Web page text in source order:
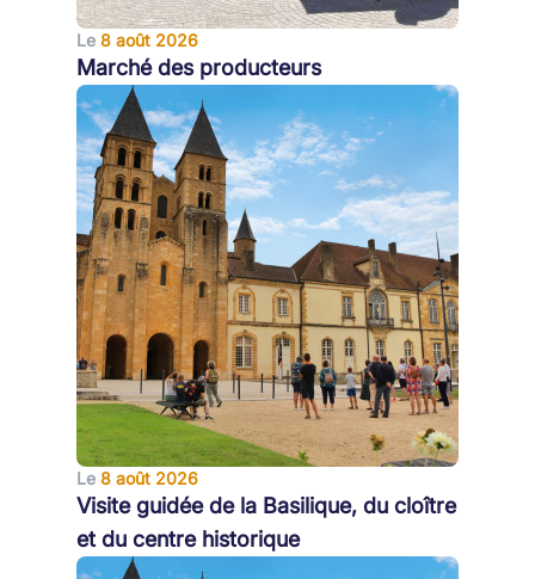
Le 8 août 2026
Marché des producteurs
Le 8 août 2026
Visite guidée de la Basilique, du cloître
et du centre historique